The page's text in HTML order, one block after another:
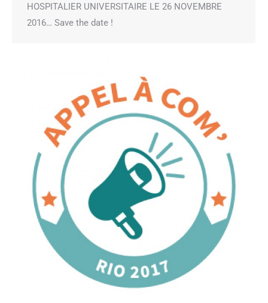
HOSPITALIER UNIVERSITAIRE LE 26 NOVEMBRE
2016… Save the date !